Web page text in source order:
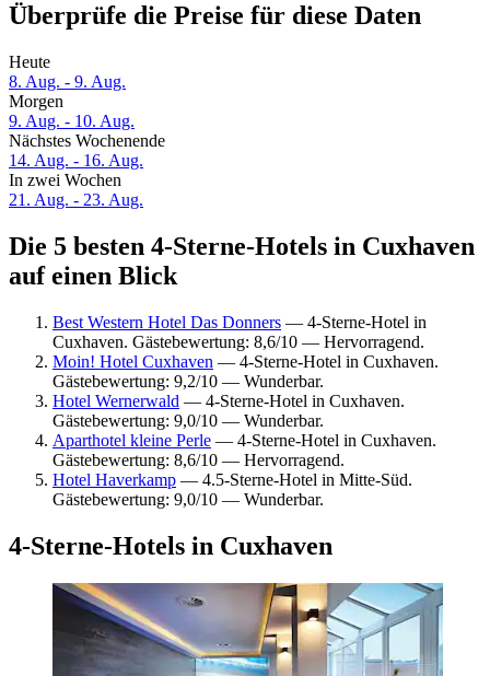
Überprüfe die Preise für diese Daten
Heute
8. Aug. - 9. Aug.
Morgen
9. Aug. - 10. Aug.
Nächstes Wochenende
14. Aug. - 16. Aug.
In zwei Wochen
21. Aug. - 23. Aug.
Die 5 besten 4-Sterne-Hotels in Cuxhaven
auf einen Blick
Best Western Hotel Das Donners — 4-Sterne-Hotel in
Cuxhaven. Gästebewertung: 8,6/10 — Hervorragend.
Moin! Hotel Cuxhaven — 4-Sterne-Hotel in Cuxhaven.
Gästebewertung: 9,2/10 — Wunderbar.
Hotel Wernerwald — 4-Sterne-Hotel in Cuxhaven.
Gästebewertung: 9,0/10 — Wunderbar.
Aparthotel kleine Perle — 4-Sterne-Hotel in Cuxhaven.
Gästebewertung: 8,6/10 — Hervorragend.
Hotel Haverkamp — 4.5-Sterne-Hotel in Mitte-Süd.
Gästebewertung: 9,0/10 — Wunderbar.
4-Sterne-Hotels in Cuxhaven